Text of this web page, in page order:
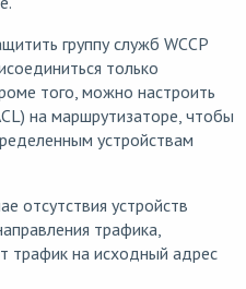
группу служб WCCP
только
того, можно настроить
на маршрутизаторе, чтобы
устройствам
отсутствия устройств
трафика,
трафик на исходный адрес